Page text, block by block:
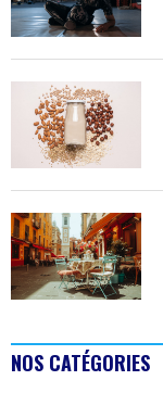
NOS CATÉGORIES